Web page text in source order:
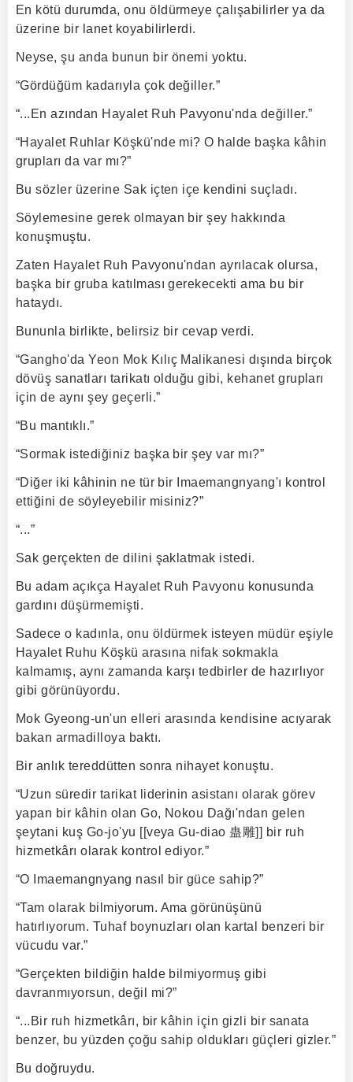
En kötü durumda, onu öldürmeye çalışabilirler ya da
üzerine bir lanet koyabilirlerdi.
Neyse, şu anda bunun bir önemi yoktu.
“Gördüğüm kadarıyla çok değiller.”
“...En azından Hayalet Ruh Pavyonu'nda değiller.”
“Hayalet Ruhlar Köşkü'nde mi? O halde başka kâhin
grupları da var mı?”
Bu sözler üzerine Sak içten içe kendini suçladı.
Söylemesine gerek olmayan bir şey hakkında
konuşmuştu.
Zaten Hayalet Ruh Pavyonu'ndan ayrılacak olursa,
başka bir gruba katılması gerekecekti ama bu bir
hataydı.
Bununla birlikte, belirsiz bir cevap verdi.
“Gangho'da Yeon Mok Kılıç Malikanesi dışında birçok
dövüş sanatları tarikatı olduğu gibi, kehanet grupları
için de aynı şey geçerli.”
“Bu mantıklı.”
“Sormak istediğiniz başka bir şey var mı?”
“Diğer iki kâhinin ne tür bir Imaemangnyang'ı kontrol
ettiğini de söyleyebilir misiniz?”
“...”
Sak gerçekten de dilini şaklatmak istedi.
Bu adam açıkça Hayalet Ruh Pavyonu konusunda
gardını düşürmemişti.
Sadece o kadınla, onu öldürmek isteyen müdür eşiyle
Hayalet Ruhu Köşkü arasına nifak sokmakla
kalmamış, aynı zamanda karşı tedbirler de hazırlıyor
gibi görünüyordu.
Mok Gyeong-un'un elleri arasında kendisine acıyarak
bakan armadilloya baktı.
Bir anlık tereddütten sonra nihayet konuştu.
“Uzun süredir tarikat liderinin asistanı olarak görev
yapan bir kâhin olan Go, Nokou Dağı'ndan gelen
şeytani kuş Go-jo'yu [[veya Gu-diao 蛊雕]] bir ruh
hizmetkârı olarak kontrol ediyor.”
“O Imaemangnyang nasıl bir güce sahip?”
“Tam olarak bilmiyorum. Ama görünüşünü
hatırlıyorum. Tuhaf boynuzları olan kartal benzeri bir
vücudu var.”
“Gerçekten bildiğin halde bilmiyormuş gibi
davranmıyorsun, değil mi?”
“...Bir ruh hizmetkârı, bir kâhin için gizli bir sanata
benzer, bu yüzden çoğu sahip oldukları güçleri gizler.”
Bu doğruydu.